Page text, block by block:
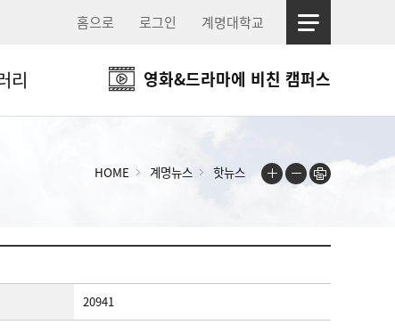
홈으로 로그인 계명대학교
리 영화&드라마에 비친 캠퍼스
HOME 계명뉴스 핫뉴스
20941